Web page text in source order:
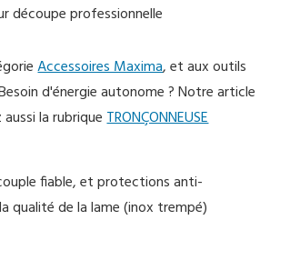
Accessoires Maxima, et aux outils
d'énergie autonome ? Notre article
la rubriqueTRONÇONNEUSE
fiable, et protections anti-
qualité de la lame (inox trempé)